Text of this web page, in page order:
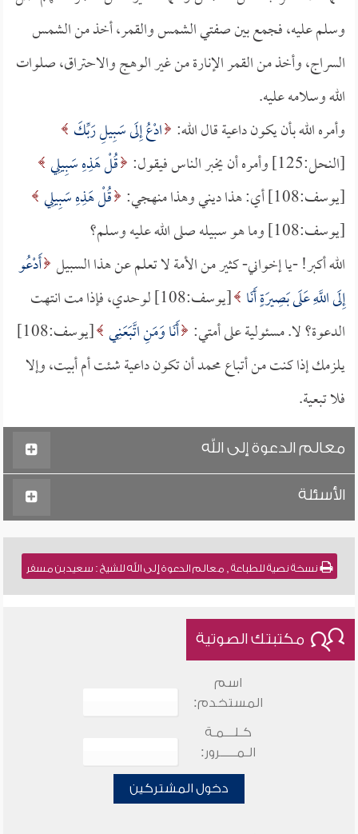
وسلم عليه، فجمع بين صفتي الشمس والقمر، أخذ من الشمس
السراج، وأخذ من القمر الإنارة من غير الوهج والاحتراق، صلوات
الله وسلامه عليه.
وأمره الله بأن يكون داعية قال الله: ادْعُ إِلَى سَبِيلِ رَبِّكَ
[النحل:125] وأمره أن يخبر الناس فيقول:
قُلْ هَذِهِ سَبِيلِي
[يوسف:108] أي: هذا ديني وهذا منهجي:
قُلْ هَذِهِ سَبِيلِي
[يوسف:108] وما هو سبيله صلى الله عليه وسلم؟
الله أكبر! -يا إخواني- كثير من الأمة لا تعلم عن هذا السبيل أَدْعُو
إِلَى اللَّهِ عَلَى بَصِيرَةٍ أَنَا
[يوسف:108] لوحدي، فإذا مت انتهت
الدعوة؟ لا. مسئولية على أمتي: أَنَا وَمَنِ اتَّبَعَنِي
[يوسف:108]
يلزمك إذا كنت من أتباع محمد أن تكون داعية شئت أم أبيت، وإلا
فلا تبعية.
معالم الدعوة إلى الله
الأسئلة
نسخة نصية للطباعة , معالم الدعوة إلى الله للشيخ : سعيد بن مسفر
مكتبتك الصوتية
اسم
المستخدم:
كـلـــمـة
الـمـــــرور:
دخول المشتركين